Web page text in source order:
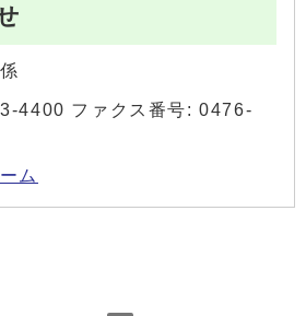
4400 ファクス番号: 0476-
ム